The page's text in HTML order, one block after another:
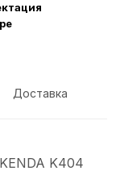
Доставка
K404